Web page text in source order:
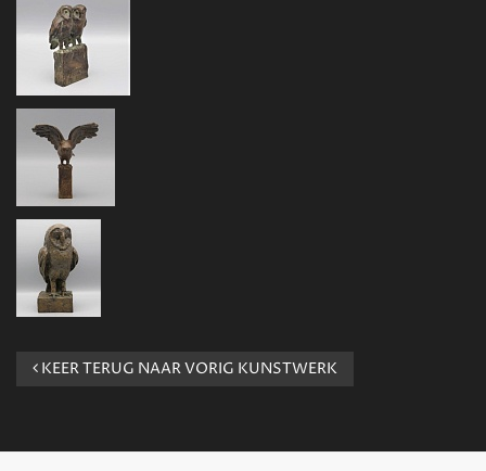
KEER TERUG NAAR VORIG KUNSTWERK